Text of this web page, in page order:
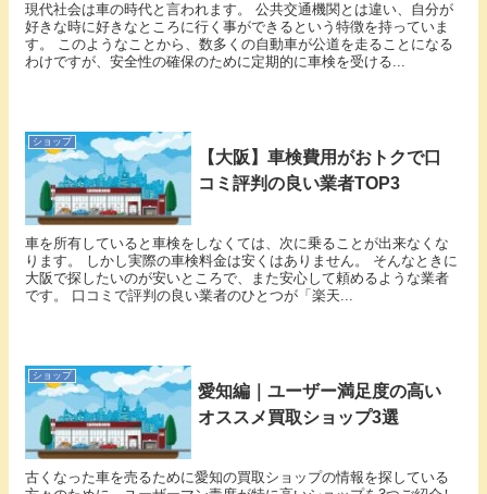
現代社会は車の時代と言われます。 公共交通機関とは違い、自分が
好きな時に好きなところに行く事ができるという特徴を持っていま
す。 このようなことから、数多くの自動車が公道を走ることになる
わけですが、安全性の確保のために定期的に車検を受ける...
ショップ
【大阪】車検費用がおトクで口
コミ評判の良い業者TOP3
車を所有していると車検をしなくては、次に乗ることが出来なくな
ります。 しかし実際の車検料金は安くはありません。 そんなときに
大阪で探したいのが安いところで、また安心して頼めるような業者
です。 口コミで評判の良い業者のひとつが「楽天...
ショップ
愛知編｜ユーザー満足度の高い
オススメ買取ショップ3選
古くなった車を売るために愛知の買取ショップの情報を探している